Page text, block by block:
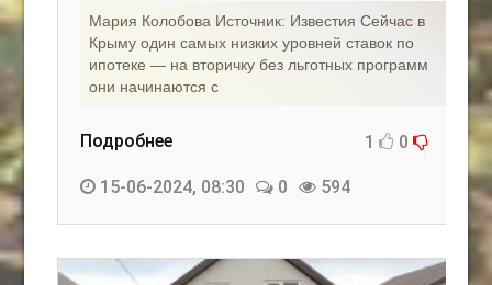
Мария Колобова Источник: Известия Сейчас в
Крыму один самых низких уровней ставок по
ипотеке — на вторичку без льготных программ
они начинаются с
Подробнее 1 0
15-06-2024, 08:30 0 594